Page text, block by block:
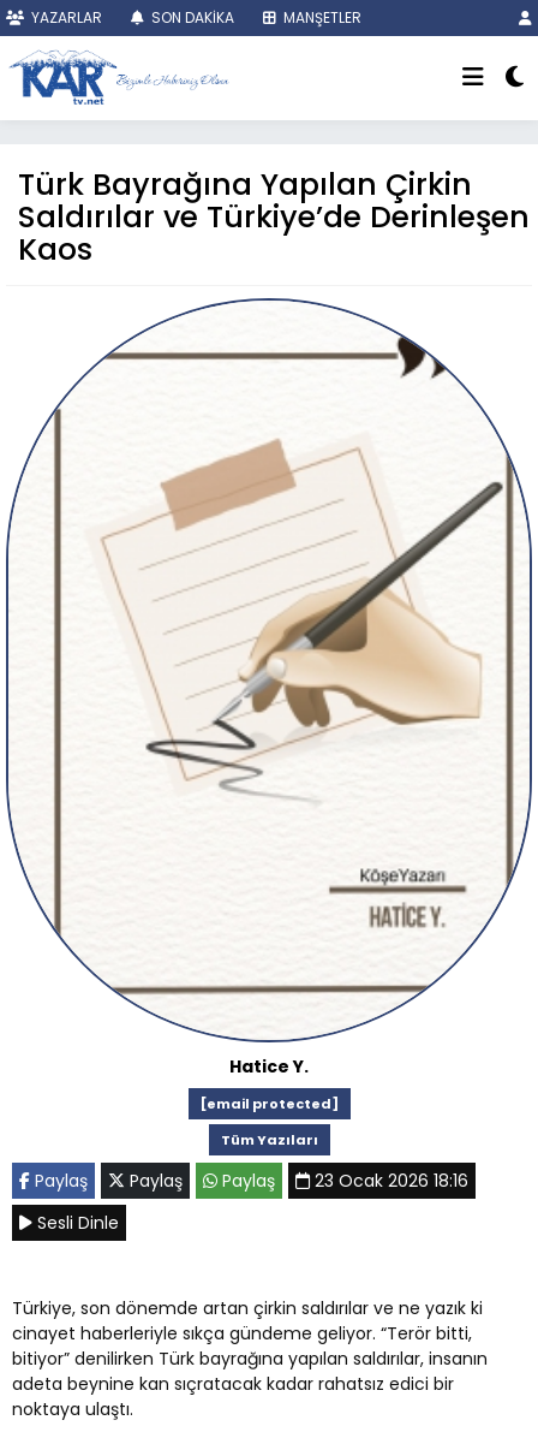
YAZARLAR SON DAKİKA MANŞETLER
Türk Bayrağına Yapılan Çirkin
Saldırılar ve Türkiye’de Derinleşen
Kaos
Hatice Y.
[email protected]
Tüm Yazıları
Paylaş Paylaş Paylaş
23 Ocak 2026 18:16
Sesli Dinle
Türkiye, son dönemde artan çirkin saldırılar ve ne yazık ki
cinayet haberleriyle sıkça gündeme geliyor. “Terör bitti,
bitiyor” denilirken Türk bayrağına yapılan saldırılar, insanın
adeta beynine kan sıçratacak kadar rahatsız edici bir
noktaya ulaştı.